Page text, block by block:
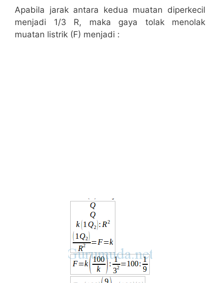
Apabila jarak antara kedua muatan diperkecil
menjadi 1/3 R, maka gaya tolak menolak
muatan listrik (F) menjadi :